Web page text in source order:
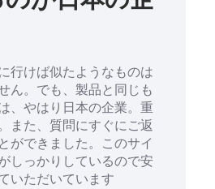
行けば似たようなものは
ん。でも、製品と同じも
、やはり日本の企業。重
また、質問にすぐにご返
ができました。このサイ
しっかりしているので安
いただいています